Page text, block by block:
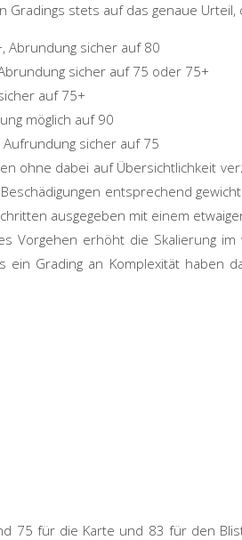
Gradings stets auf das genaue
Abrundung sicher auf 80
sicher auf 75 oder 75+
auf 75+
möglich auf 90
sicher auf 75
ohne dabei auf Übersichtlichkeit
entsprechend
ausgegeben mit einem
Vorgehen erhöht die Skalierung
ein Grading an Komplexität haben
75 für die Karte und 83 für den